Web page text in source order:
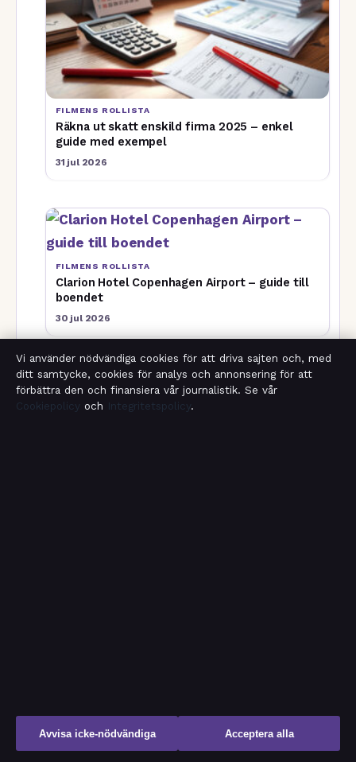
FILMENS ROLLISTA
Räkna ut skatt enskild firma 2025 – enkel
guide med exempel
31 jul 2026
FILMENS ROLLISTA
Clarion Hotel Copenhagen Airport – guide till
boendet
30 jul 2026
Fler artiklar
What Happened to Monday – handling,
Vi använder nödvändiga cookies för att driva sajten och, med
ditt samtycke, cookies för analys och annonsering för att
förbättra den och finansiera vår journalistik. Se vår
Cookiepolicy och Integritetspolicy.
Avvisa icke-nödvändiga Acceptera alla